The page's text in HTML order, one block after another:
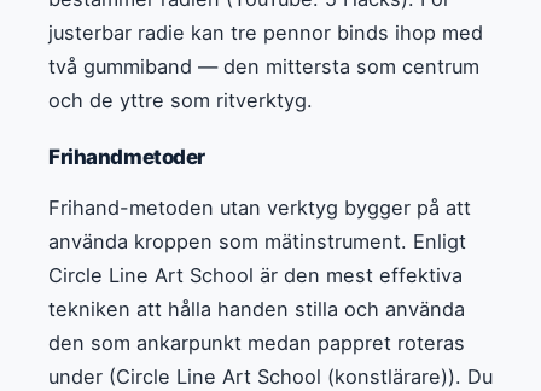
justerbar radie kan tre pennor binds ihop med
två gummiband — den mittersta som centrum
och de yttre som ritverktyg.
Frihandmetoder
Frihand-metoden utan verktyg bygger på att
använda kroppen som mätinstrument. Enligt
Circle Line Art School är den mest effektiva
tekniken att hålla handen stilla och använda
den som ankarpunkt medan pappret roteras
under (Circle Line Art School (konstlärare)). Du